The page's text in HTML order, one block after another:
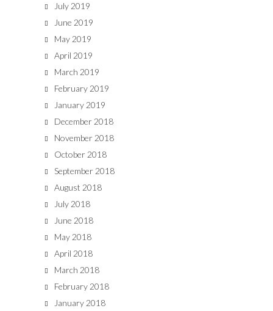
July 2019
June 2019
May 2019
April 2019
March 2019
February 2019
January 2019
December 2018
November 2018
October 2018
September 2018
August 2018
July 2018
June 2018
May 2018
April 2018
March 2018
February 2018
January 2018